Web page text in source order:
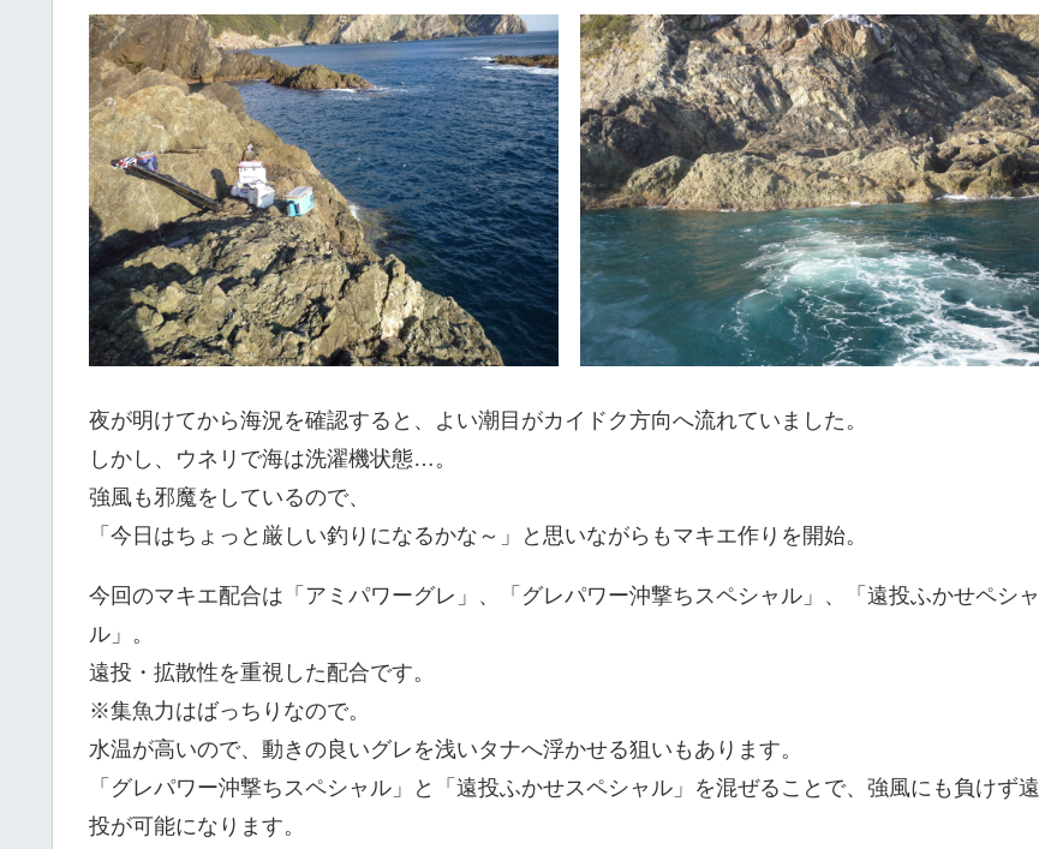
夜が明けてから海況を確認すると、よい潮目がカイドク方向へ流れていました。
しかし、ウネリで海は洗濯機状態…。
強風も邪魔をしているので、
「今日はちょっと厳しい釣りになるかな～」と思いながらもマキエ作りを開始。
今回のマキエ配合は「アミパワーグレ」、「グレパワー沖撃ちスペシャル」、「遠投ふかせペシャ
ル」。
遠投・拡散性を重視した配合です。
※集魚力はばっちりなので。
水温が高いので、動きの良いグレを浅いタナへ浮かせる狙いもあります。
「グレパワー沖撃ちスペシャル」と「遠投ふかせスペシャル」を混ぜることで、強風にも負けず遠
投が可能になります。